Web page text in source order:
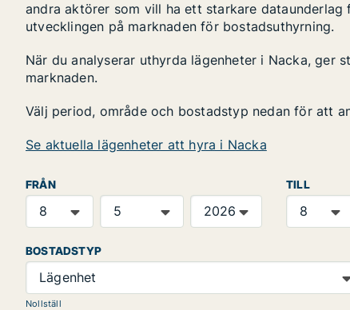
andra aktörer som vill ha ett starkare
utvecklingen på marknaden för bostadsuthyrning.
När du analyserar uthyrda lägenheter i Nacka,
marknaden.
Välj period, område och bostadstyp nedan för att
Se aktuella lägenheter att hyra i Nacka
FRÅN TILL
BOSTADSTYP
Lägenhet
Nollställ